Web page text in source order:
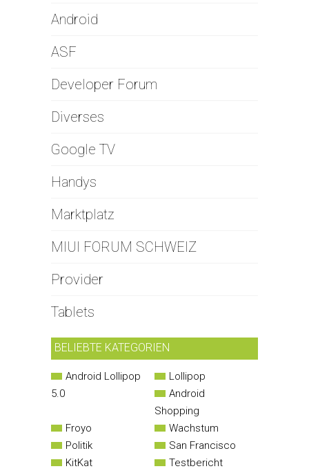
Android
ASF
Developer Forum
Diverses
Google TV
Handys
Marktplatz
MIUI FORUM SCHWEIZ
Provider
Tablets
BELIEBTE KATEGORIEN
Android Lollipop
5.0
Lollipop
Android
Shopping
Froyo
Wachstum
Politik
San Francisco
KitKat
Testbericht